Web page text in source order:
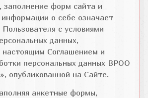
заполнение форм сайта и
о себе означает
Пользователя с условиями
данных,
настоящим Соглашением и
персональных данных ВРОО
опубликованной на Сайте.
анкетные формы,